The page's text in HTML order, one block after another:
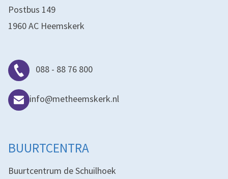
Postbus 149
1960 AC Heemskerk
088 - 88 76 800
info@metheemskerk.nl
BUURTCENTRA
Buurtcentrum de Schuilhoek